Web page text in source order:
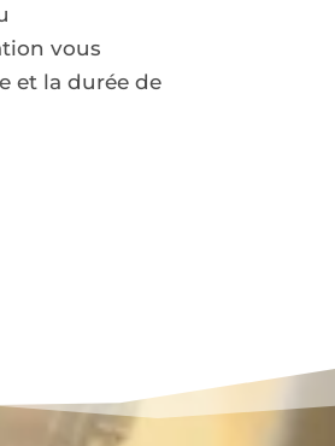
vous
et la durée de